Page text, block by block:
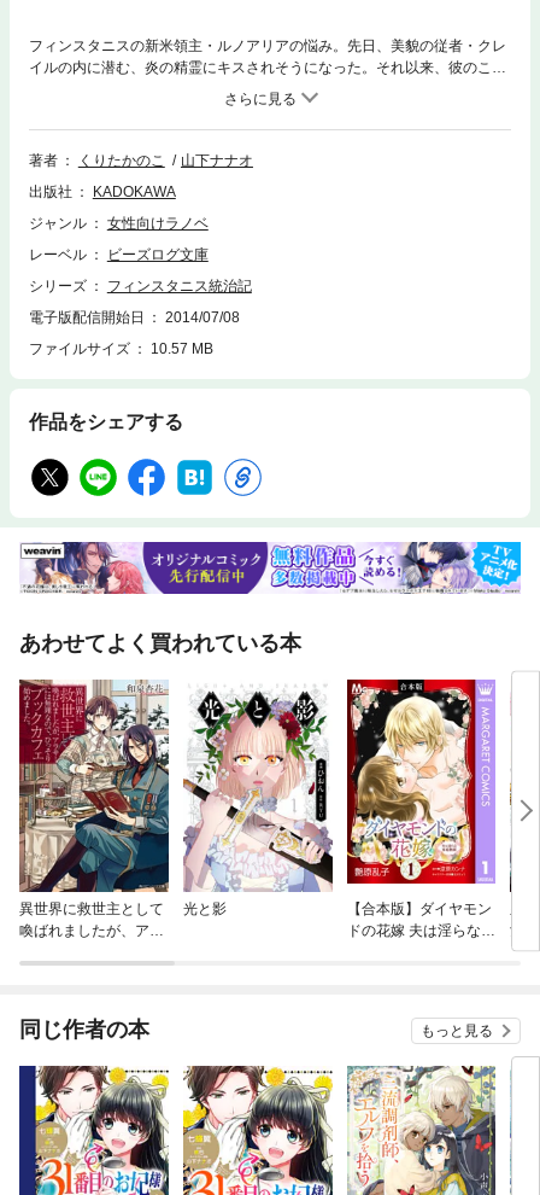
フィンスタニスの新米領主・ルノアリアの悩み。先日、美貌の従者・クレ
イルの内に潜む、炎の精霊にキスされそうになった。それ以来、彼のこと
が頭から離れないのだ。そんなとき、兄・リュシアンが抜き打ち視察に訪
れる。焦るルノアリアだったが、厳しいリュシアンの"精査"によってキレ
たロゼが、彼女を誘拐してしまった！ 助けに向かったクレイルとリュシ
アン。しかし些細なすれ違いから、いつしかルノアリアを巡る決闘騒ぎに
著者 くりたかのこ
山下ナナオ
出版社
KADOKAWA
ジャンル
女性向けラノベ
レーベル
ビーズログ文庫
シリーズ
フィンスタニス統治記
電子版配信開始日
2014/07/08
ファイルサイズ
10.57 MB
作品をシェアする
あわせてよく買われている本
異世界に救世主として
喚ばれましたが、アラ
光と影
【合本版】ダイヤモン
ドの花嫁 夫は淫らな家
女
て
同じ作者の本 もっと見る